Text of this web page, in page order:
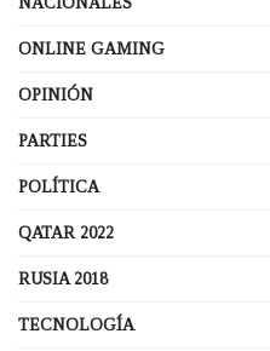
ONLINE GAMING
OPINIÓN
PARTIES
POLÍTICA
QATAR 2022
RUSIA 2018
TECNOLOGÍA